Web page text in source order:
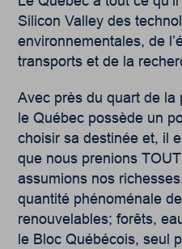
Silicon Valley des
environnementales, de
transports et de la
Avec près du quart de la
le Québec possède un
choisir sa destinée et, il
que nous prenions
assumions nos
quantité phénoménale
renouvelables; forêts,
le Bloc Québécois, seul